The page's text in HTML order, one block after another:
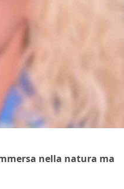
nella natura ma